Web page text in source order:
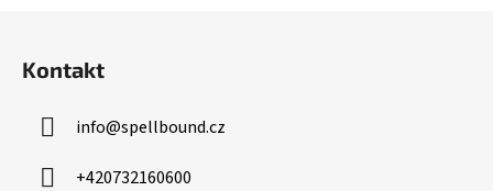
Kontakt
info@spellbound.cz
+420732160600